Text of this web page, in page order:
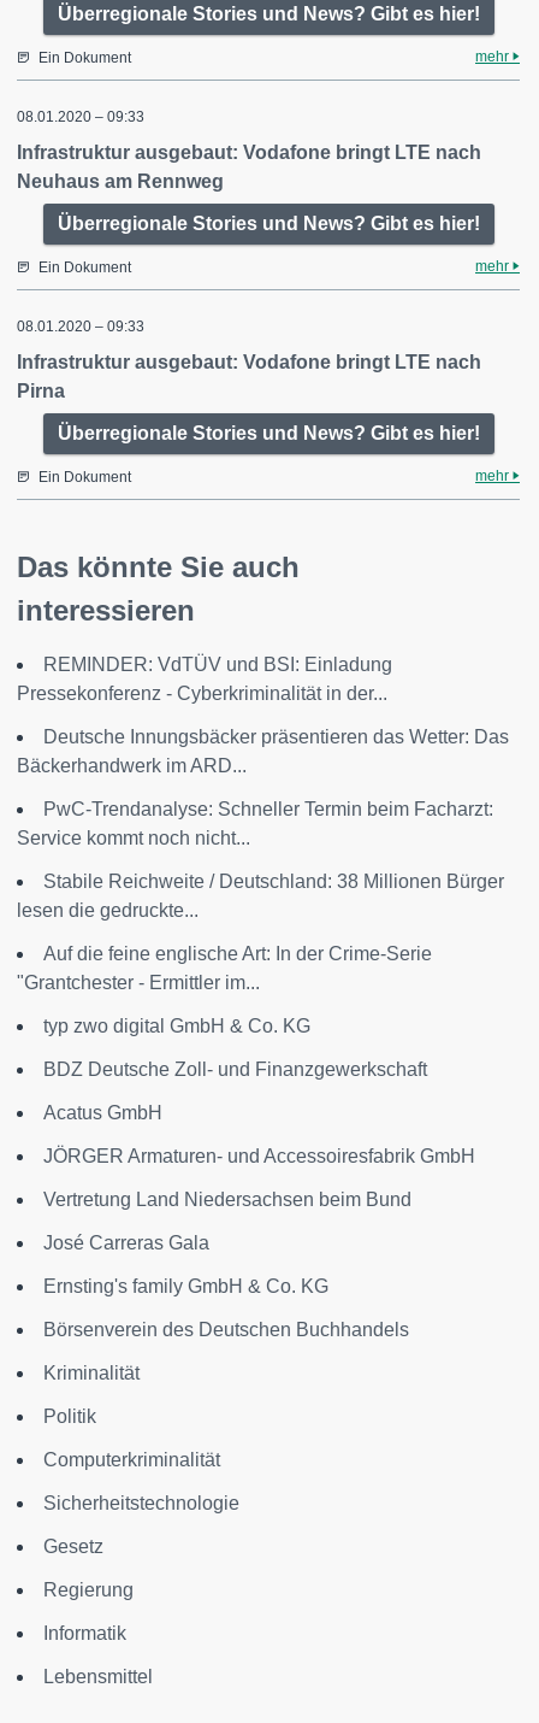
Überregionale Stories und News? Gibt es hier!
Ein Dokument mehr
08.01.2020 – 09:33
Infrastruktur ausgebaut: Vodafone bringt LTE nach
Neuhaus am Rennweg
Überregionale Stories und News? Gibt es hier!
Ein Dokument mehr
08.01.2020 – 09:33
Infrastruktur ausgebaut: Vodafone bringt LTE nach
Pirna
Überregionale Stories und News? Gibt es hier!
Ein Dokument mehr
Das könnte Sie auch
interessieren
REMINDER: VdTÜV und BSI: Einladung
Pressekonferenz - Cyberkriminalität in der...
Deutsche Innungsbäcker präsentieren das Wetter: Das
Bäckerhandwerk im ARD...
PwC-Trendanalyse: Schneller Termin beim Facharzt:
Service kommt noch nicht...
Stabile Reichweite / Deutschland: 38 Millionen Bürger
lesen die gedruckte...
Auf die feine englische Art: In der Crime-Serie
"Grantchester - Ermittler im...
typ zwo digital GmbH & Co. KG
BDZ Deutsche Zoll- und Finanzgewerkschaft
Acatus GmbH
JÖRGER Armaturen- und Accessoiresfabrik GmbH
Vertretung Land Niedersachsen beim Bund
José Carreras Gala
Ernsting's family GmbH & Co. KG
Börsenverein des Deutschen Buchhandels
Kriminalität
Politik
Computerkriminalität
Sicherheitstechnologie
Gesetz
Regierung
Informatik
Lebensmittel